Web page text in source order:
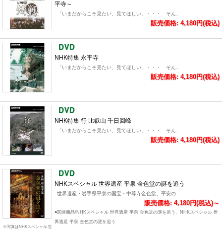
平寺～
「いまだからこそ見たい、見てほしい」・・・ そん..
販売価格: 4,180円(税込)
NHK特集 永平寺
「いまだからこそ見たい、見てほしい」・・・ そん..
販売価格: 4,180円(税込)
NHK特集 行 比叡山 千日回峰
「いまだからこそ見たい、見てほしい」・・・ そん..
販売価格: 4,180円(税込)
※写真はNHKスペシャル 世
NHKスペシャル 世界遺産 平泉 金色堂の謎を追う
世界遺産・岩手県平泉の国宝・中尊寺金色堂。平安の..
販売価格: 4,180円(税込)～
●関連商品/NHKスペシャル 世界遺産 平泉 金色堂の謎を追う、NHKスペシャル 世
界遺産 平泉 金色堂の謎を追う